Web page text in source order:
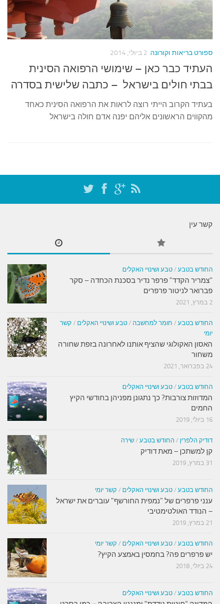
ספורט בריאות וקורונה 2 ביולי, 2014
העתיד כבר כאן – שימושי הרפואה הסינית
בבתי חולים בישראל – כתבה שלישית בסדרה
בעתיד הקרוב הייתי רוצה לראות את הרפואה הסינית כאחד
מהקווים הראשונים אליהם יפנה אדם חולה בישראל
קשר עין
החודש בטבע / טבע ושינויי האקלים
"צמריר הקדד" פרפר נדיר בסכנת הכחדה – סקר
פברואר לניטור פרפרים
2 במרץ, 2021
החודש בטבע / חומר למחשבה / טבע ושינויי האקלים / קשר
יומי
האסון האקולוגי שהציף אותנו לאחרונה בזפת שחורה
משחור
24 בפברואר, 2021
החודש בטבע / טבע ושינויי האקלים
המדוזות צורבות? כך נתגונן מפניהן בחודשי הקיץ
החמים
16 ביולי, 2019
דודיק הלפרין / החודש בטבע / שירה
קן למשתכן – מאת דודיק
31 במרץ, 2019
החודש בטבע / טבע ושינויי האקלים / קשר יומי
ענני פרפרים של "נמפית החורשף" עוברים את ישראל
– הנודד האולטימטיבי
21 במרץ, 2019
החודש בטבע / טבע ושינויי האקלים / קשר יומי
יש פרפרים פה? בחמסין באמצע הקיץ?
24 ביולי, 2018
החודש בטבע / טבע ושינויי האקלים